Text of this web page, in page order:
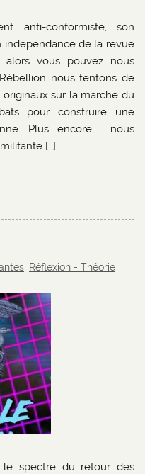
anti-conformiste, son
de la revue
alors vous pouvez nous
nous tentons de
sur la marche du
pour construire une
Plus encore, nous
[…]
, Réflexion - Théorie
le spectre du retour des